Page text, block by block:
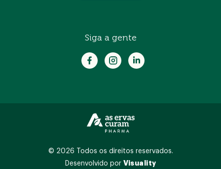
Siga a gente
© 2026 Todos os direitos reservados.
Desenvolvido por Visuality